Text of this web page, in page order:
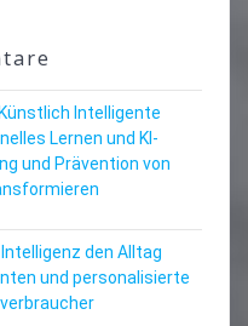
Intelligente
Lernen und KI-
und Prävention von
den Alltag
und personalisierte